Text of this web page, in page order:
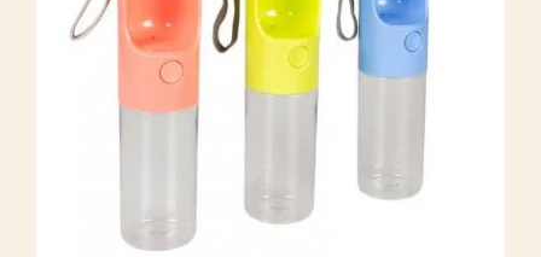
DÉTAILS